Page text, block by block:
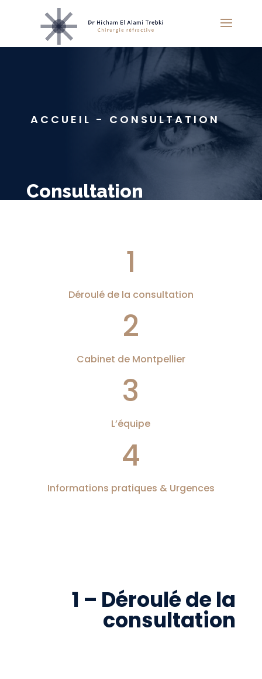
ACCUEIL - CONSULTATION
Consultation
1
Déroulé de la consultation
2
Cabinet de Montpellier
3
L’équipe
4
Informations pratiques & Urgences
1 – Déroulé de la
consultation